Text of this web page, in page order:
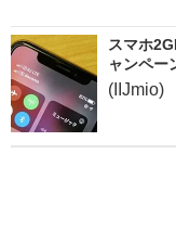
スマホ
ャンペー
(IIJmio)